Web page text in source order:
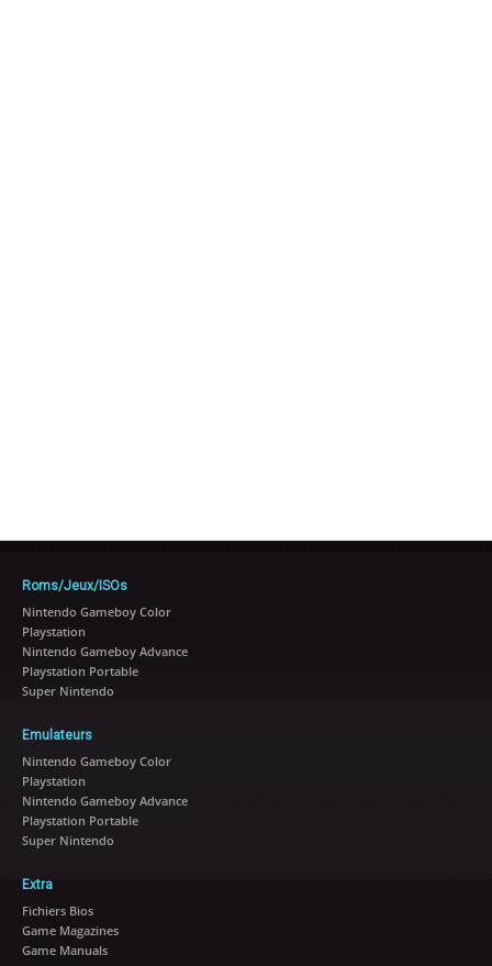
Roms/Jeux/ISOs
Nintendo Gameboy Color
Playstation
Nintendo Gameboy Advance
Playstation Portable
Super Nintendo
Emulateurs
Nintendo Gameboy Color
Playstation
Nintendo Gameboy Advance
Playstation Portable
Super Nintendo
Extra
Fichiers Bios
Game Magazines
Game Manuals